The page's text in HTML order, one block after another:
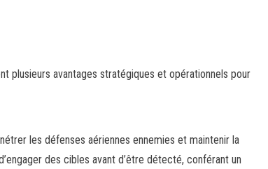
plusieurs avantages stratégiques et opérationnels pour
les défenses aériennes ennemies et maintenir la
des cibles avant d’être détecté, conférant un